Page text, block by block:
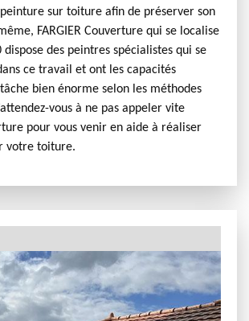
sur toiture afin de préserver son
FARGIER Couverture qui se localise
dispose des peintres spécialistes qui se
ce travail et ont les capacités
bien énorme selon les méthodes
vous à ne pas appeler vite
pour vous venir en aide à réaliser
votre toiture.